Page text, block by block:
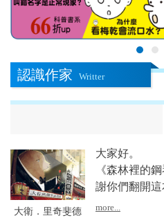
認識作家 Writter
大衛．里奇斐德
大家好。
《森林裡的
謝你們翻開這
more...